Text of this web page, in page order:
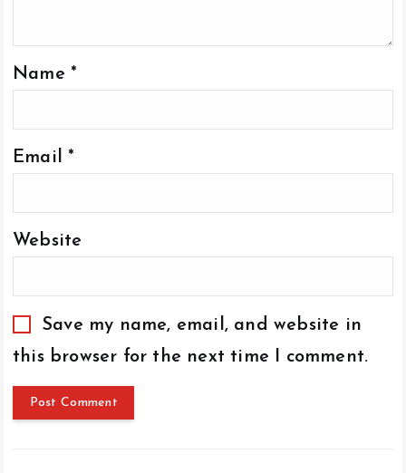
Name *
Email *
Website
Save my name, email, and website in
this browser for the next time I comment.